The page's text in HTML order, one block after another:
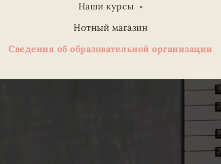
Наши курсы
Нотный магазин
Сведения об образовательной организации